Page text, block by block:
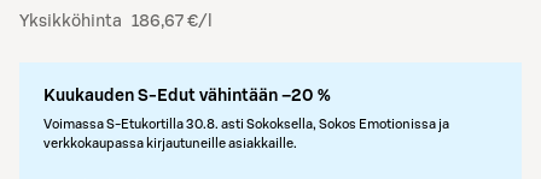
Yksikköhinta 186,67 €/l
Kuukauden S-Edut vähintään –20 %
Voimassa S-Etukortilla 30.8. asti Sokoksella, Sokos Emotionissa ja
verkkokaupassa kirjautuneille asiakkaille.